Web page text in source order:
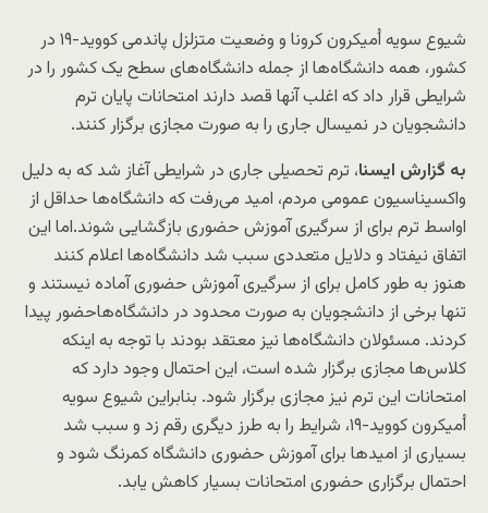
شیوع سویه اُمیکرون کرونا و وضعیت متزلزل پاندمی کووید-۱۹ در
کشور،‌ همه دانشگاه‌ها از جمله دانشگاه‌های سطح یک کشور را در
شرایطی قرار داد که اغلب آنها قصد دارند امتحانات پایان ترم
دانشجویان در نمیسال جاری را به صورت مجازی برگزار کنند.
به گزارش ایسنا، ترم تحصیلی جاری در شرایطی آغاز شد که به دلیل
واکسیناسیون عمومی مردم، امید می‌رفت که دانشگاه‌ها حداقل از
اواسط ترم برای از سرگیری آموزش حضوری بازگشایی شوند.اما این
اتفاق نیفتاد و دلایل متعددی سبب شد دانشگاه‌ها اعلام کنند
هنوز به طور کامل برای از سرگیری آموزش حضوری آماده نیستند و
تنها برخی از دانشجویان به صورت محدود در دانشگاه‌هاحضور پیدا
کردند. مسئولان دانشگاه‌ها نیز معتقد بودند با توجه به اینکه
کلاس‌ها مجازی برگزار شده است،‌ این احتمال وجود دارد که
امتحانات این ترم نیز مجازی برگزار شود. بنابراین شیوع سویه
اُمیکرون کووید-۱۹، شرایط را به طرز دیگری رقم زد و سبب شد
بسیاری از امیدها برای آموزش حضوری دانشگاه کمرنگ شود و
احتمال برگزاری حضوری امتحانات بسیار کاهش یابد.